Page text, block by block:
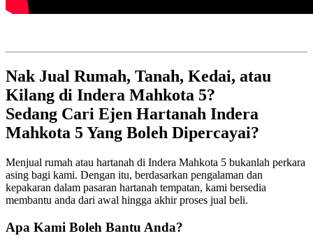
Nak Jual Rumah, Tanah, Kedai, atau
Kilang di Indera Mahkota 5?
Sedang Cari Ejen Hartanah Indera
Mahkota 5 Yang Boleh Dipercayai?
Menjual rumah atau hartanah di Indera Mahkota 5 bukanlah perkara
asing bagi kami. Dengan itu, berdasarkan pengalaman dan
kepakaran dalam pasaran hartanah tempatan, kami bersedia
membantu anda dari awal hingga akhir proses jual beli.
Apa Kami Boleh Bantu Anda?